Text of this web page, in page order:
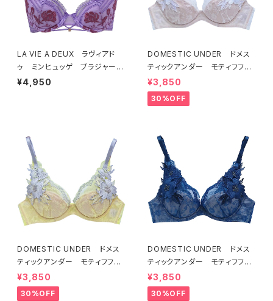
LA VIE A DEUX ラヴィアド
ゥ ミンヒュッゲ ブラジャー
（ライラック）BRA LILAC 2249
¥4,950
DOMESTIC UNDER ドメス
ティックアンダー モティフフル
ール ブラジャー（オフホワイ
ト）D2255
¥3,850
30%OFF
DOMESTIC UNDER ドメス
ティックアンダー モティフフル
ール ブラジャー（レモネード）
D2255 送料無料
¥3,850
30%OFF
DOMESTIC UNDER ドメス
ティックアンダー モティフフル
ール ブラジャー（ブルー）D22
55
¥3,850
30%OFF